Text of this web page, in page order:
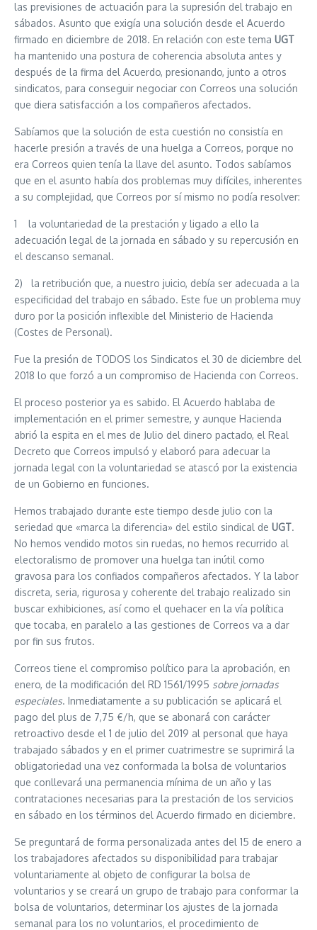
las previsiones de actuación para la supresión del trabajo en
sábados. Asunto que exigía una solución desde el Acuerdo
firmado en diciembre de 2018. En relación con este tema UGT
ha mantenido una postura de coherencia absoluta antes y
después de la firma del Acuerdo, presionando, junto a otros
sindicatos, para conseguir negociar con Correos una solución
que diera satisfacción a los compañeros afectados.
Sabíamos que la solución de esta cuestión no consistía en
hacerle presión a través de una huelga a Correos, porque no
era Correos quien tenía la llave del asunto. Todos sabíamos
que en el asunto había dos problemas muy difíciles, inherentes
a su complejidad, que Correos por sí mismo no podía resolver:
1 la voluntariedad de la prestación y ligado a ello la
adecuación legal de la jornada en sábado y su repercusión en
el descanso semanal.
2) la retribución que, a nuestro juicio, debía ser adecuada a la
especificidad del trabajo en sábado. Este fue un problema muy
duro por la posición inflexible del Ministerio de Hacienda
(Costes de Personal).
Fue la presión de TODOS los Sindicatos el 30 de diciembre del
2018 lo que forzó a un compromiso de Hacienda con Correos.
El proceso posterior ya es sabido. El Acuerdo hablaba de
implementación en el primer semestre, y aunque Hacienda
abrió la espita en el mes de Julio del dinero pactado, el Real
Decreto que Correos impulsó y elaboró para adecuar la
jornada legal con la voluntariedad se atascó por la existencia
de un Gobierno en funciones.
Hemos trabajado durante este tiempo desde julio con la
seriedad que «marca la diferencia» del estilo sindical de UGT.
No hemos vendido motos sin ruedas, no hemos recurrido al
electoralismo de promover una huelga tan inútil como
gravosa para los confiados compañeros afectados. Y la labor
discreta, seria, rigurosa y coherente del trabajo realizado sin
buscar exhibiciones, así como el quehacer en la vía política
que tocaba, en paralelo a las gestiones de Correos va a dar
por fin sus frutos.
Correos tiene el compromiso político para la aprobación, en
enero, de la modificación del RD 1561/1995 sobre jornadas
especiales. Inmediatamente a su publicación se aplicará el
pago del plus de 7,75 €/h, que se abonará con carácter
retroactivo desde el 1 de julio del 2019 al personal que haya
trabajado sábados y en el primer cuatrimestre se suprimirá la
obligatoriedad una vez conformada la bolsa de voluntarios
que conllevará una permanencia mínima de un año y las
contrataciones necesarias para la prestación de los servicios
en sábado en los términos del Acuerdo firmado en diciembre.
Se preguntará de forma personalizada antes del 15 de enero a
los trabajadores afectados su disponibilidad para trabajar
voluntariamente al objeto de configurar la bolsa de
voluntarios y se creará un grupo de trabajo para conformar la
bolsa de voluntarios, determinar los ajustes de la jornada
semanal para los no voluntarios, el procedimiento de